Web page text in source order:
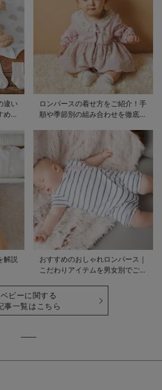
違い
め商
ロンパースの着せ方をご紹介！手
順や季節別の組み合わせを徹底解
解説
おすすめのおしゃれロンパース｜
こだわりアイテムを男女別でご紹
ベビーに関する
事一覧はこちら